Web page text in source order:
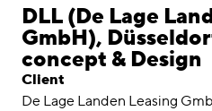
Chronologically
Journal
Awards
DLL (De Lage
GmbH),
concept & Design
Client
De Lage Landen Leasing